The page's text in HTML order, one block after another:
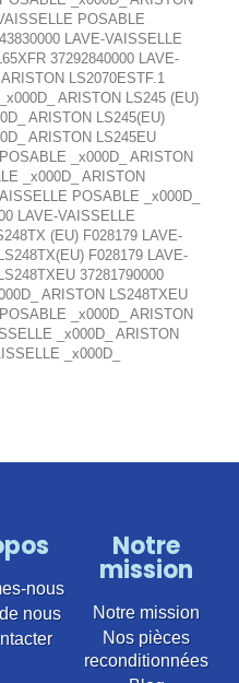
POSABLE
LAVE-VAISSELLE
37292840000 LAVE-
LS2070ESTF.1
ARISTON LS245 (EU)
ARISTON LS245(EU)
ARISTON LS245EU
_x000D_ ARISTON
_x000D_ ARISTON
POSABLE _x000D_
LAVE-VAISSELLE
(EU) F028179 LAVE-
F028179 LAVE-
37281790000
ARISTON LS248TXEU
_x000D_ ARISTON
_x000D_ ARISTON
_x000D_
nous
nous
Notre
mission
Notre mission
Nos pièces
reconditionnées